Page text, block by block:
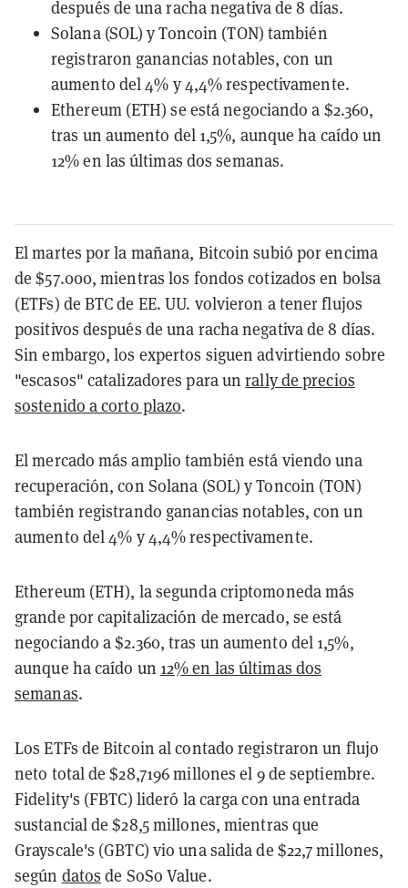
después de una racha negativa de 8 días.
Solana (SOL) y Toncoin (TON) también
registraron ganancias notables, con un
aumento del 4% y 4,4% respectivamente.
Ethereum (ETH) se está negociando a $2.360,
tras un aumento del 1,5%, aunque ha caído un
12% en las últimas dos semanas.
El martes por la mañana, Bitcoin subió por encima
de $57.000, mientras los fondos cotizados en bolsa
(ETFs) de BTC de EE. UU. volvieron a tener flujos
positivos después de una racha negativa de 8 días.
Sin embargo, los expertos siguen advirtiendo sobre
"escasos" catalizadores para unrally de precios
sostenido a corto plazo.
El mercado más amplio también está viendo una
recuperación, con Solana (SOL) y Toncoin (TON)
también registrando ganancias notables, con un
aumento del 4% y 4,4% respectivamente.
Ethereum (ETH), la segunda criptomoneda más
grande por capitalización de mercado, se está
negociando a $2.360, tras un aumento del 1,5%,
aunque ha caído un 12% en las últimas dos
semanas.
Los ETFs de Bitcoin al contado registraron un flujo
neto total de $28,7196 millones el 9 de septiembre.
Fidelity's (FBTC) lideró la carga con una entrada
sustancial de $28,5 millones, mientras que
Grayscale's (GBTC) vio una salida de $22,7 millones,
según datos de SoSo Value.